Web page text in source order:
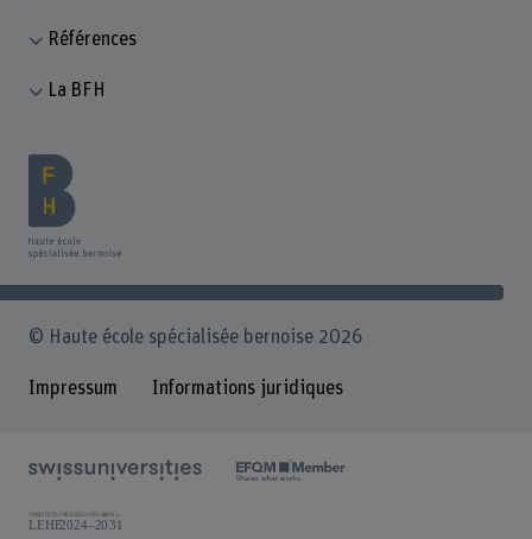
Références
La BFH
© Haute école spécialisée bernoise 2026
Impressum Informations juridiques